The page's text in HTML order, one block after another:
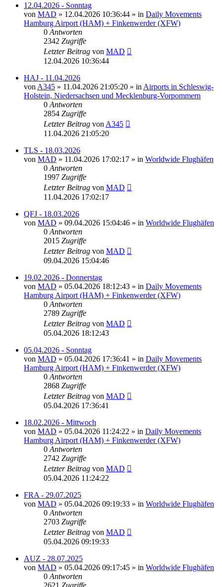
12.04.2026 - Sonntag
von MAD » 12.04.2026 10:36:44 » in Daily Movements
Hamburg Airport (HAM) + Finkenwerder (XFW)
0 Antworten
2342 Zugriffe
Letzter Beitrag von MAD
12.04.2026 10:36:44
HAJ - 11.04.2026
von A345 » 11.04.2026 21:05:20 » in Airports in Schleswig-
Holstein, Niedersachsen und Mecklenburg-Vorpommern
0 Antworten
2854 Zugriffe
Letzter Beitrag von A345
11.04.2026 21:05:20
TLS - 18.03.2026
von MAD » 11.04.2026 17:02:17 » in Worldwide Flughäfen
0 Antworten
1997 Zugriffe
Letzter Beitrag von MAD
11.04.2026 17:02:17
QFJ - 18.03.2026
von MAD » 09.04.2026 15:04:46 » in Worldwide Flughäfen
0 Antworten
2015 Zugriffe
Letzter Beitrag von MAD
09.04.2026 15:04:46
19.02.2026 - Donnerstag
von MAD » 05.04.2026 18:12:43 » in Daily Movements
Hamburg Airport (HAM) + Finkenwerder (XFW)
0 Antworten
2789 Zugriffe
Letzter Beitrag von MAD
05.04.2026 18:12:43
05.04.2026 - Sonntag
von MAD » 05.04.2026 17:36:41 » in Daily Movements
Hamburg Airport (HAM) + Finkenwerder (XFW)
0 Antworten
2868 Zugriffe
Letzter Beitrag von MAD
05.04.2026 17:36:41
18.02.2026 - Mittwoch
von MAD » 05.04.2026 11:24:22 » in Daily Movements
Hamburg Airport (HAM) + Finkenwerder (XFW)
0 Antworten
2742 Zugriffe
Letzter Beitrag von MAD
05.04.2026 11:24:22
FRA - 29.07.2025
von MAD » 05.04.2026 09:19:33 » in Worldwide Flughäfen
0 Antworten
2703 Zugriffe
Letzter Beitrag von MAD
05.04.2026 09:19:33
AUZ - 28.07.2025
von MAD » 05.04.2026 09:17:45 » in Worldwide Flughäfen
0 Antworten
2621 Zugriffe